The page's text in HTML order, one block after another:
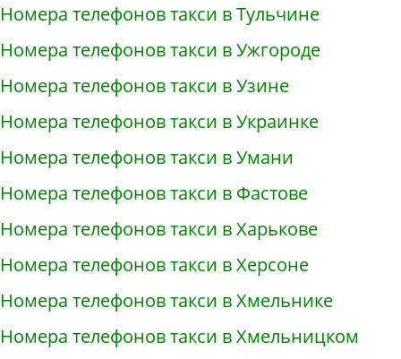
Номера телефонов такси в Тульчине
Номера телефонов такси в Ужгороде
Номера телефонов такси в Узине
Номера телефонов такси в Украинке
Номера телефонов такси в Умани
Номера телефонов такси в Фастове
Номера телефонов такси в Харькове
Номера телефонов такси в Херсоне
Номера телефонов такси в Хмельнике
Номера телефонов такси в Хмельницком